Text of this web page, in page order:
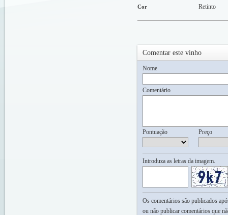
Cor Retinto
Comentar este vinho
Nome
Comentário
Pontuação Preço
Introduza as letras da imagem.
Os comentários são publicados
ou não publicar comentários que